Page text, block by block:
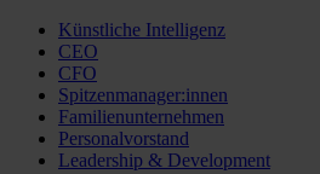
Künstliche Intelligenz
CEO
CFO
Spitzenmanager:innen
Familienunternehmen
Personalvorstand
Leadership & Development